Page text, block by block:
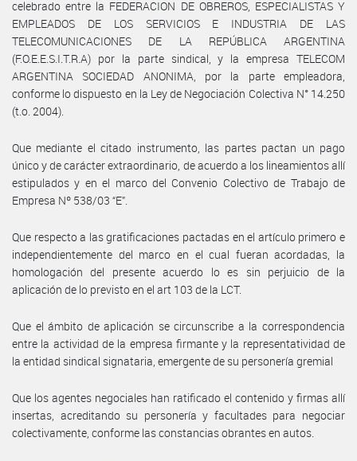
celebrado entre la FEDERACION DE OBREROS, ESPECIALISTAS Y
EMPLEADOS DE LOS SERVICIOS E INDUSTRIA DE LAS
TELECOMUNICACIONES DE LA REPÚBLICA ARGENTINA
(F.O.E.E.S.I.T.R.A) por la parte sindical, y la empresa TELECOM
ARGENTINA SOCIEDAD ANONIMA, por la parte empleadora,
conforme lo dispuesto en la Ley de Negociación Colectiva N° 14.250
(t.o. 2004).
Que mediante el citado instrumento, las partes pactan un pago
único y de carácter extraordinario, de acuerdo a los lineamientos allí
estipulados y en el marco del Convenio Colectivo de Trabajo de
Empresa Nº 538/03 “E”.
Que respecto a las gratificaciones pactadas en el artículo primero e
independientemente del marco en el cual fueran acordadas, la
homologación del presente acuerdo lo es sin perjuicio de la
aplicación de lo previsto en el art 103 de la LCT.
Que el ámbito de aplicación se circunscribe a la correspondencia
entre la actividad de la empresa firmante y la representatividad de
la entidad sindical signataria, emergente de su personería gremial
Que los agentes negociales han ratificado el contenido y firmas allí
insertas, acreditando su personería y facultades para negociar
colectivamente, conforme las constancias obrantes en autos.